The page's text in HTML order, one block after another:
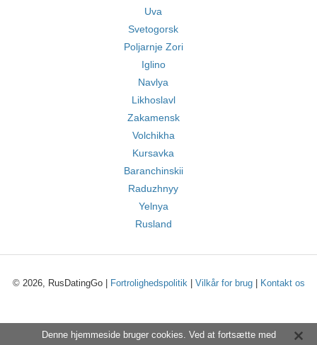
Uva
Svetogorsk
Poljarnje Zori
Iglino
Navlya
Likhoslavl
Zakamensk
Volchikha
Kursavka
Baranchinskii
Raduzhnyy
Yelnya
Rusland
© 2026, RusDatingGo | Fortrolighedspolitik| Vilkår for brug| Kontakt os
Denne hjemmeside bruger cookies. Ved at fortsætte med